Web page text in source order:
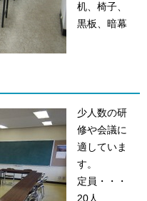
机、椅子、
黒板、暗幕
少人数の研
修や会議に
適していま
す。
定員・・・
20人